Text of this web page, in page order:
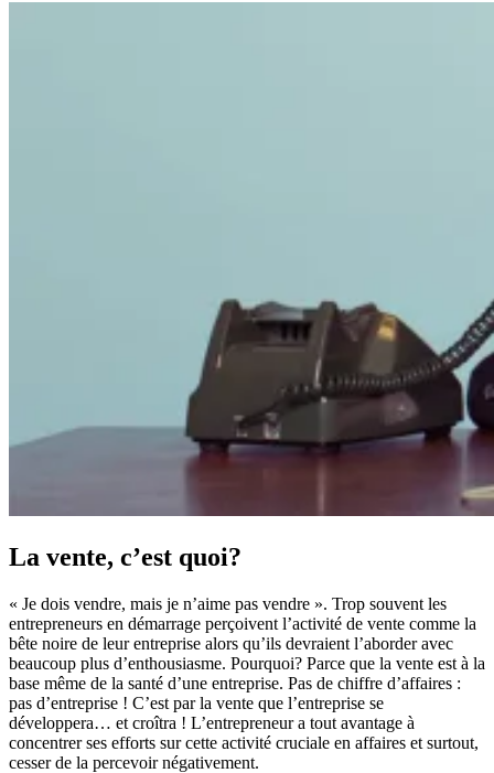
La vente, c’est quoi?
« Je dois vendre, mais je n’aime pas vendre ». Trop souvent les
entrepreneurs en démarrage perçoivent l’activité de vente comme la
bête noire de leur entreprise alors qu’ils devraient l’aborder avec
beaucoup plus d’enthousiasme. Pourquoi? Parce que la vente est à la
base même de la santé d’une entreprise. Pas de chiffre d’affaires :
pas d’entreprise ! C’est par la vente que l’entreprise se
développera… et croîtra ! L’entrepreneur a tout avantage à
concentrer ses efforts sur cette activité cruciale en affaires et surtout,
cesser de la percevoir négativement.